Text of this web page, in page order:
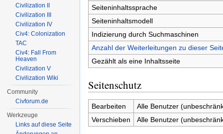
Seiteninhaltssprache
Seiteninhaltsmodell
Indizierung durch Suchmaschinen
Anzahl der Weiterleitungen zu dieser
Gezählt als eine Inhaltsseite
Seitenschutz
Bearbeiten
Alle Benutzer
Verschieben
Alle Benutzer
Civilization II
Civilization III
Civilization IV
Civ4: Colonization
TAC
Civ4: Fall From
Heaven
Civilization V
Civilization Wiki
Community
Civforum.de
Werkzeuge
Links auf diese Seite